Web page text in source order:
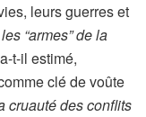
leurs guerres et
“armes” de la
t-il estimé,
clé de voûte
cruauté des conflits